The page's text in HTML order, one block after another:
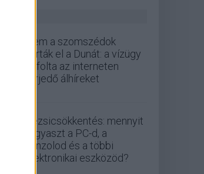
Nem a szomszédok
zárták el a Dunát: a vízügy
cáfolta az interneten
terjedő álhíreket
Rezsicsökkentés: mennyit
fogyaszt a PC-d, a
konzolod és a többi
elektronikai eszközöd?